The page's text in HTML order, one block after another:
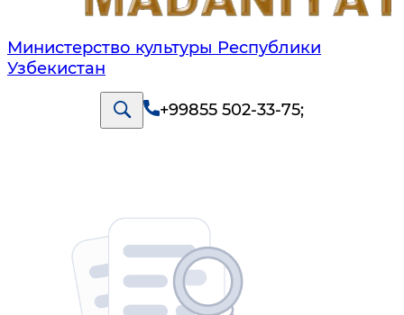
Министерство культуры Республики
Узбекистан
+99855 502-33-75;